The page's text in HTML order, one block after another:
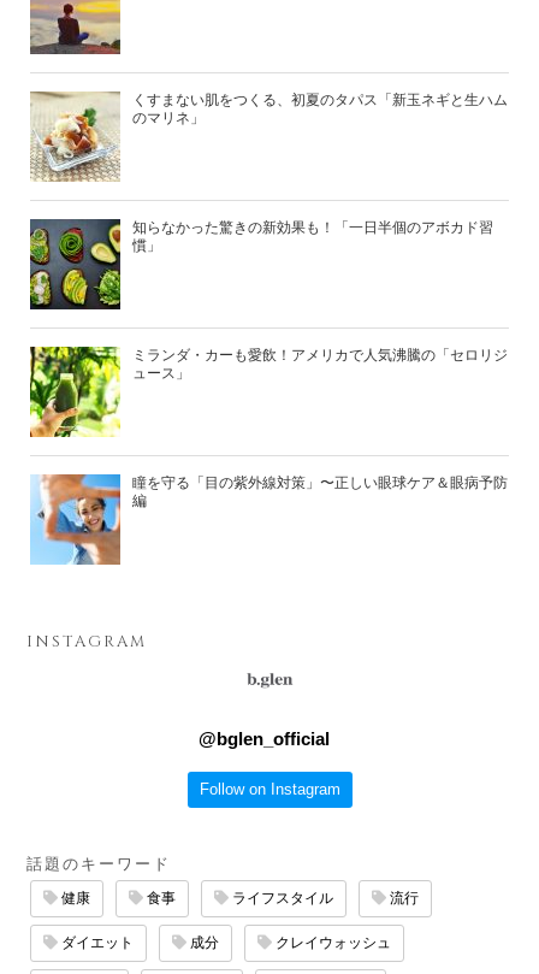
くすまない肌をつくる、初夏のタパス「新玉ネギと生ハム
のマリネ」
知らなかった驚きの新効果も！「一日半個のアボカド習
慣」
ミランダ・カーも愛飲！アメリカで人気沸騰の「セロリジ
ュース」
瞳を守る「目の紫外線対策」〜正しい眼球ケア＆眼病予防
編
INSTAGRAM
@bglen_official
Follow on Instagram
話題のキーワード
健康 食事 ライフスタイル 流行
ダイエット 成分 クレイウォッシュ